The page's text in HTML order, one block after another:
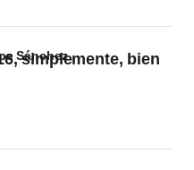
simplemente, bien
Sánchez